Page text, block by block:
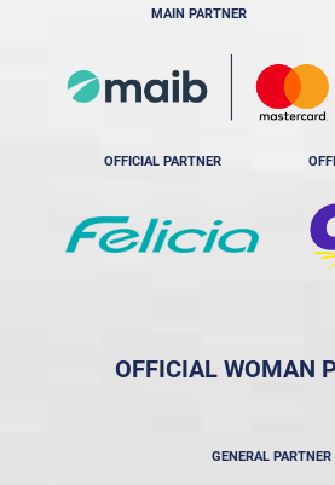
MAIN PARTNER
OFFICIAL PARTNER
OFFICIAL WOMAN
GENERAL PARTNER